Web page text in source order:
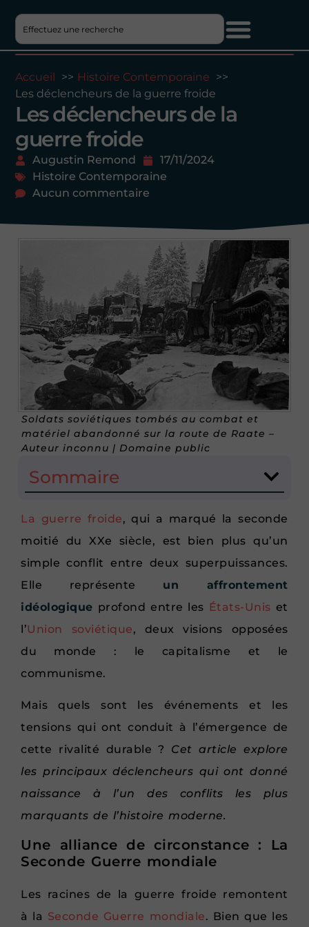
Accueil
Histoire Contemporaine
Les déclencheurs de la guerre froide
Les déclencheurs de la
guerre froide
Augustin Remond
17/11/2024
Histoire Contemporaine
Aucun commentaire
Soldats soviétiques tombés au combat et
matériel abandonné sur la route de Raate –
Auteur inconnu | Domaine public
Sommaire
La guerre froide, qui a marqué la seconde
moitié du XXe siècle, est bien plus qu’un
simple conflit entre deux superpuissances.
Elle représente un affrontement
idéologique profond entre les États-Unis et
l’Union soviétique, deux visions opposées
du monde : le capitalisme et le
communisme.
Mais quels sont les événements et les
tensions qui ont conduit à l’émergence de
cette rivalité durable ? Cet article explore
les principaux déclencheurs qui ont donné
naissance à l’un des conflits les plus
marquants de l’histoire moderne.
Une alliance de circonstance : La
Seconde Guerre mondiale
Les racines de la guerre froide remontent
à la Seconde Guerre mondiale. Bien que les